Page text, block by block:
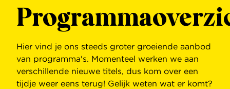
Hier vind je ons steeds groter groeiende aanbod
van programma's. Momenteel werken we aan
verschillende nieuwe titels, dus kom over een
tijdje weer eens terug! Gelijk weten wat er komt?